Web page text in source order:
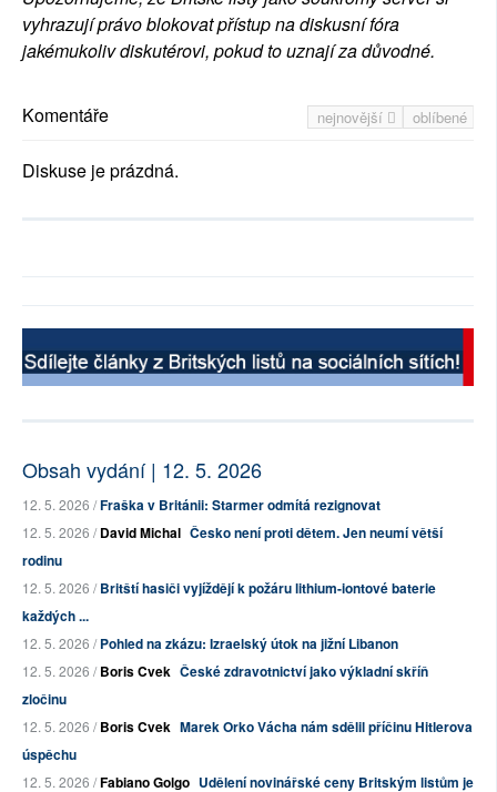
vyhrazují právo blokovat přístup na diskusní fóra
jakémukoliv diskutérovi, pokud to uznají za důvodné.
nejnovější oblíbené
Komentáře
Diskuse je prázdná.
Obsah vydání | 12. 5. 2026
12. 5. 2026 /Fraška v Británii: Starmer odmítá rezignovat
12. 5. 2026 /David Michal Česko není proti dětem. Jen neumí větší
rodinu
12. 5. 2026 /Britští hasiči vyjíždějí k požáru lithium-iontové baterie
každých ...
12. 5. 2026 /Pohled na zkázu: Izraelský útok na jižní Libanon
12. 5. 2026 /Boris Cvek České zdravotnictví jako výkladní skříň
zločinu
12. 5. 2026 /Boris Cvek Marek Orko Vácha nám sdělil příčinu Hitlerova
úspěchu
12. 5. 2026 /Fabiano Golgo Udělení novinářské ceny Britským listům je